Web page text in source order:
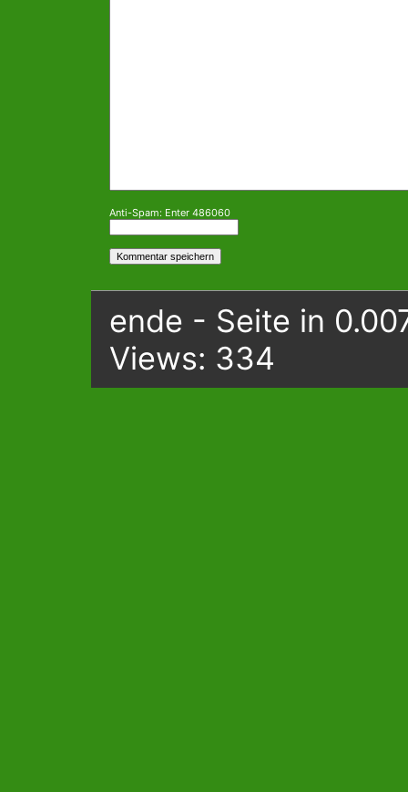
Anti-Spam: Enter 486060
ende - Seite in
Views: 334